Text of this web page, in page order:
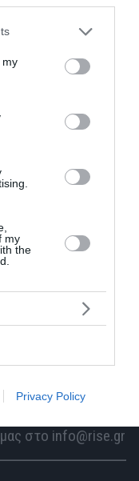
or more Google
You may click to
third-party tags to
in below Google
my
my
the
Privacy Policy
2026/
δικτύωσης
people/Kalami-
στο info@rise.gr